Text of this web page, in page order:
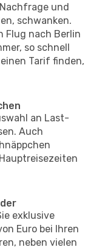
und
schwanken.
Flug nach Berlin
so schnell
Tarif finden,
an Last-
Auch
exklusive
Euro bei Ihren
neben vielen